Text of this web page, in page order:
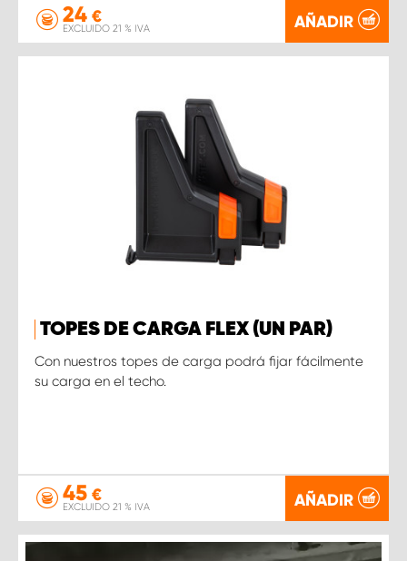
24 €
EXCLUIDO 21 % IVA AÑADIR
TOPES DE CARGA FLEX (UN PAR)
Con nuestros topes de carga podrá fijar fácilmente
su carga en el techo.
45 €
EXCLUIDO 21 % IVA AÑADIR